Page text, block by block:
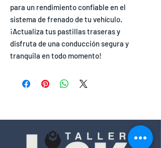
para un rendimiento confiable en el
sistema de frenado de tu vehículo.
¡Actualiza tus pastillas traseras y
disfruta de una conducción segura y
tranquila en todo momento!